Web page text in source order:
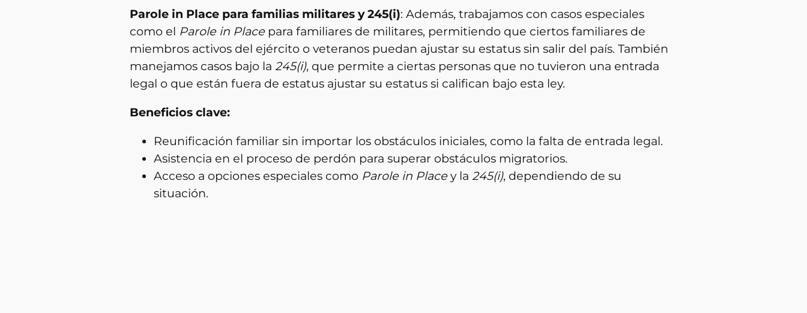
Parole in Place para familias militares y 245(i): Además, trabajamos con casos especiales
como el Parole in Placepara familiares de militares, permitiendo que ciertos familiares de
miembros activos del ejército o veteranos puedan ajustar su estatus sin salir del país. También
manejamos casos bajo la 245(i), que permite a ciertas personas que no tuvieron una entrada
legal o que están fuera de estatus ajustar su estatus si califican bajo esta ley.
Beneficios clave:
Reunificación familiar sin importar los obstáculos iniciales, como la falta de entrada legal.
Asistencia en el proceso de perdón para superar obstáculos migratorios.
Acceso a opciones especiales como Parole in Placey la 245(i), dependiendo de su
situación.